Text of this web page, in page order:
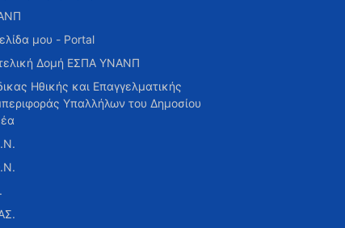
μου - Portal
Δομή ΕΣΠΑ ΥΝΑΝΠ
Ηθικής και Επαγγελματικής
Υπαλλήλων του Δημοσίου